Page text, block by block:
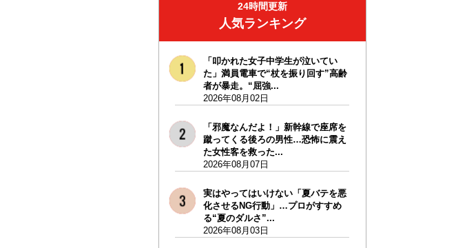
24時間更新
人気ランキング
「叩かれた女子中学生が泣いてい
た」満員電車で“杖を振り回す”高齢
者が暴走。“屈強...
2026年08月02日
「邪魔なんだよ！」新幹線で座席を
蹴ってくる後ろの男性…恐怖に震え
た女性客を救った...
2026年08月07日
実はやってはいけない「夏バテを悪
化させるNG行動」…プロがすすめ
る“夏のダルさ”...
2026年08月03日